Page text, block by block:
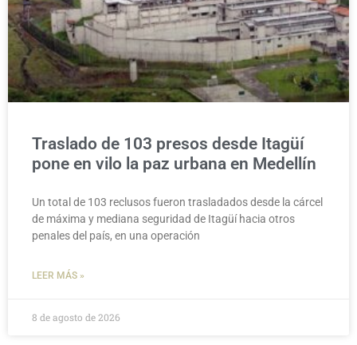
Traslado de 103 presos desde Itagüí
pone en vilo la paz urbana en Medellín
Un total de 103 reclusos fueron trasladados desde la cárcel
de máxima y mediana seguridad de Itagüí hacia otros
penales del país, en una operación
LEER MÁS »
8 de agosto de 2026